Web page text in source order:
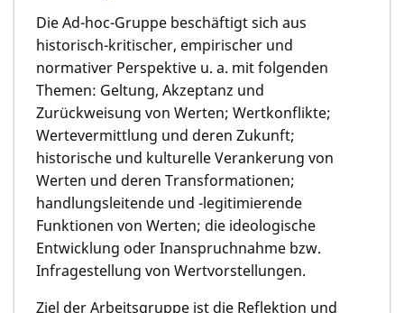
Die Ad-hoc-Gruppe beschäftigt sich aus
historisch-kritischer, empirischer und
normativer Perspektive u. a. mit folgenden
Themen: Geltung, Akzeptanz und
Zurückweisung von Werten; Wertkonflikte;
Wertevermittlung und deren Zukunft;
historische und kulturelle Verankerung von
Werten und deren Transformationen;
handlungsleitende und -legitimierende
Funktionen von Werten; die ideologische
Entwicklung oder Inanspruchnahme bzw.
Infragestellung von Wertvorstellungen.
Ziel der Arbeitsgruppe ist die Reflektion und